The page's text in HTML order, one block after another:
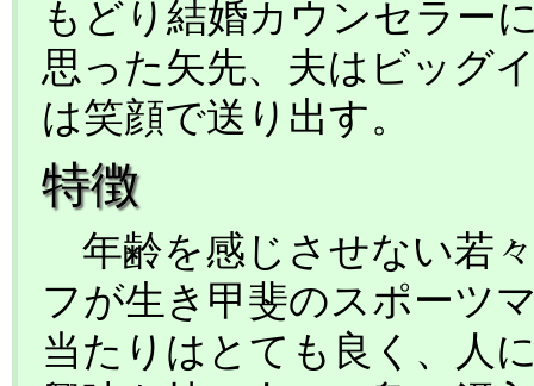
もどり結婚カウンセラ
思った矢先、夫はビッグ
は笑顔で送り出す。
特徴
年齢を感じさせない若
フが生き甲斐のスポーツ
当たりはとても良く、人